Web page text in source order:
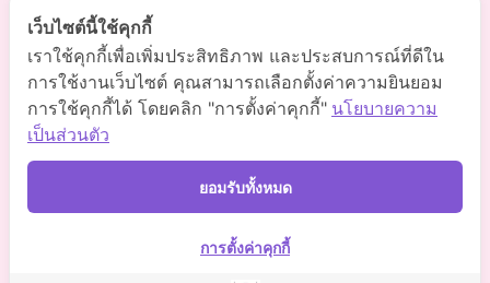
@somchai-clinic (มี@)
Somchaiclinic คลินิกแพทย์สมชาย
Somchaiclinic
เว็บไซต์นี้ใช้คุกกี้
เราใช้คุกกี้เพื่อเพิ่มประสิทธิภาพ และประสบการณ์ที่ดีใน
การใช้งานเว็บไซต์ คุณสามารถเลือกตั้งค่าความยินยอม
การใช้คุกกี้ได้ โดยคลิก "การตั้งค่าคุกกี้" นโยบายความ
เป็นส่วนตัว
ยอมรับทั้งหมด
การตั้งค่าคุกกี้